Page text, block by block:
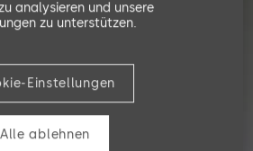
analysieren und unsere
zu unterstützen.
Einstellungen
Alle ablehnen